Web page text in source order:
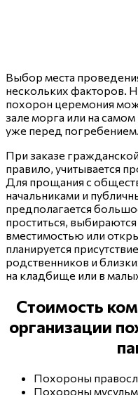
Выбор места
нескольких факторов.
похорон церемония
зале морга или на
уже перед погребением.
При заказе
правило, учитывается
Для прощания с
начальниками и
предполагается
проститься,
вместимостью или
планируется
родственников и
на кладбище или в
Стоимость
организации
Похороны
Похороны